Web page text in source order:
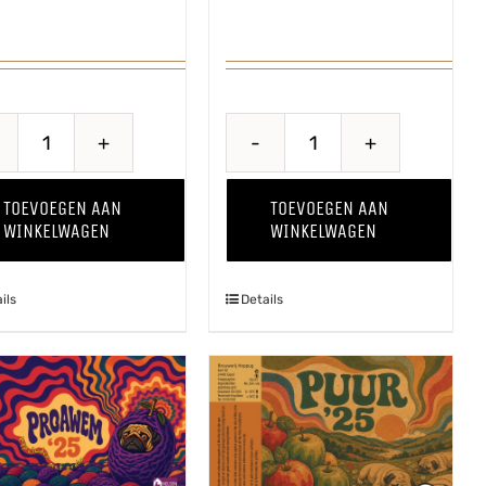
TOEVOEGEN AAN
WINKELWAGEN
the
TOEVOEGEN AAN
WINKELWAGEN
Details